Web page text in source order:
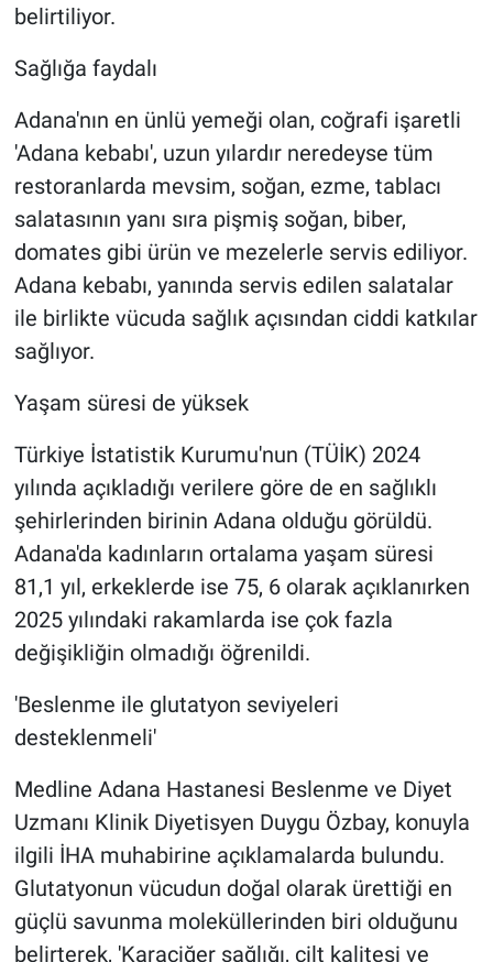
belirtiliyor.
Sağlığa faydalı
Adana'nın en ünlü yemeği olan, coğrafi işaretli
'Adana kebabı', uzun yılardır neredeyse tüm
restoranlarda mevsim, soğan, ezme, tablacı
salatasının yanı sıra pişmiş soğan, biber,
domates gibi ürün ve mezelerle servis ediliyor.
Adana kebabı, yanında servis edilen salatalar
ile birlikte vücuda sağlık açısından ciddi katkılar
sağlıyor.
Yaşam süresi de yüksek
Türkiye İstatistik Kurumu'nun (TÜİK) 2024
yılında açıkladığı verilere göre de en sağlıklı
şehirlerinden birinin Adana olduğu görüldü.
Adana'da kadınların ortalama yaşam süresi
81,1 yıl, erkeklerde ise 75, 6 olarak açıklanırken
2025 yılındaki rakamlarda ise çok fazla
değişikliğin olmadığı öğrenildi.
'Beslenme ile glutatyon seviyeleri
desteklenmeli'
Medline Adana Hastanesi Beslenme ve Diyet
Uzmanı Klinik Diyetisyen Duygu Özbay, konuyla
ilgili İHA muhabirine açıklamalarda bulundu.
Glutatyonun vücudun doğal olarak ürettiği en
güçlü savunma moleküllerinden biri olduğunu
belirterek, 'Karaciğer sağlığı, cilt kalitesi ve